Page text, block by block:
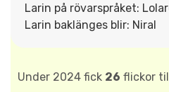
Larin på rövarspråket:
Larin baklänges blir: Niral
Under 2024 fick 26 flickor